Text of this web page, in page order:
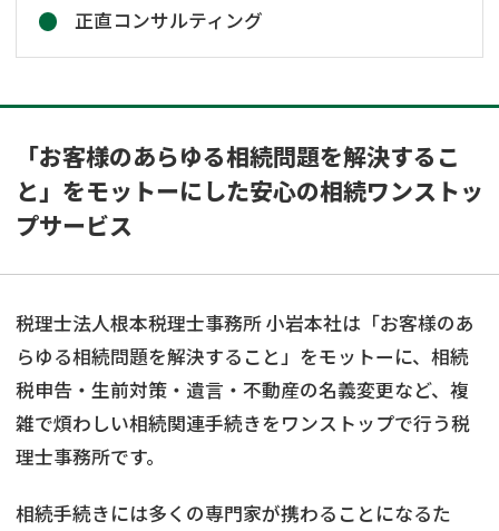
正直コンサルティング
「お客様のあらゆる相続問題を解決するこ
と」をモットーにした安心の相続ワンストッ
プサービス
税理士法人根本税理士事務所 小岩本社は「お客様のあ
らゆる相続問題を解決すること」をモットーに、相続
税申告・生前対策・遺言・不動産の名義変更など、複
雑で煩わしい相続関連手続きをワンストップで行う税
理士事務所です。
相続手続きには多くの専門家が携わることになるた